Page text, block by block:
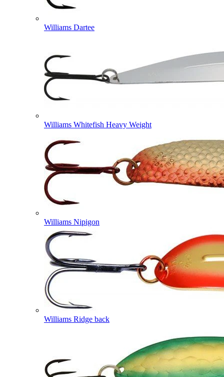
Williams Dartee
Williams Whitefish Heavy Weight
Williams Nipigon
Williams Ridge back